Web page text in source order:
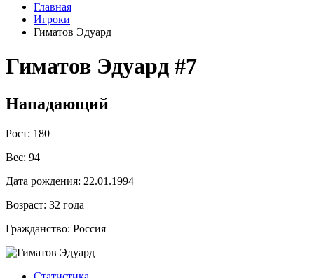
Главная
Игроки
Гиматов Эдуард
Гиматов Эдуард #7
Нападающий
Рост: 180
Вес: 94
Дата рождения: 22.01.1994
Возраст: 32 года
Гражданство: Россия